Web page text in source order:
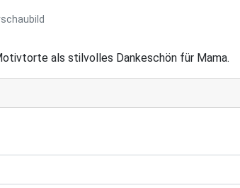
als stilvolles Dankeschön für Mama.